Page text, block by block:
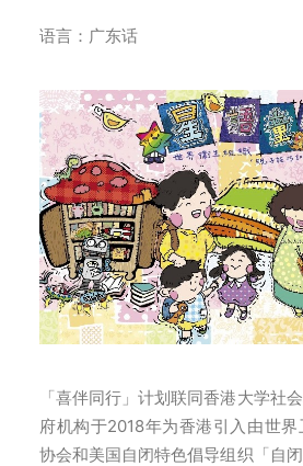
语言：广东话
「喜伴同行」计划联同香港大学社
府机构于2018年为香港引入由世
协会和美国自闭特色倡导组织「自